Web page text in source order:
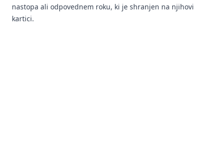
nastopa ali odpovednem roku, ki je shranjen na njihovi
kartici.